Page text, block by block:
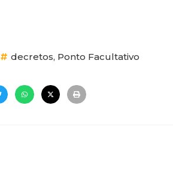
decretos, Ponto Facultativo